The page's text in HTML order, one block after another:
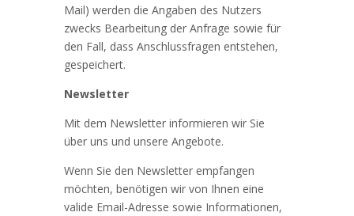
Mail) werden die Angaben des Nutzers
zwecks Bearbeitung der Anfrage sowie für
den Fall, dass Anschlussfragen entstehen,
gespeichert.
Newsletter
Mit dem Newsletter informieren wir Sie
über uns und unsere Angebote.
Wenn Sie den Newsletter empfangen
möchten, benötigen wir von Ihnen eine
valide Email-Adresse sowie Informationen,